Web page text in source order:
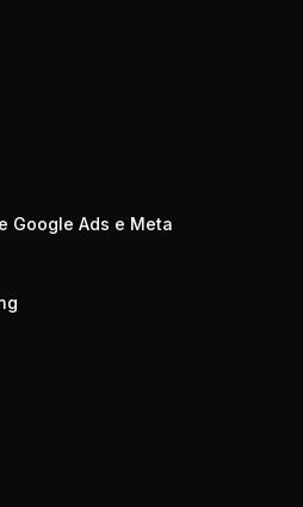
Google Ads e Meta